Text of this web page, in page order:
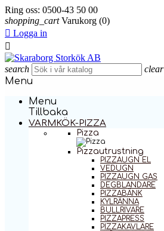
Ring oss: 0500-43 50 00
shopping_cart Varukorg (0)
 Logga in

search clear
Menu
Menu
Tillbaka
VARMKÖK-PIZZA
Pizza
Pizzautrustning
PIZZAUGN EL
VEDUGN
PIZZAUGN GAS
DEGBLANDARE
PIZZABÄNK
KYLRÄNNA
BULLRIVARE
PIZZAPRESS
PIZZAKAVLARE